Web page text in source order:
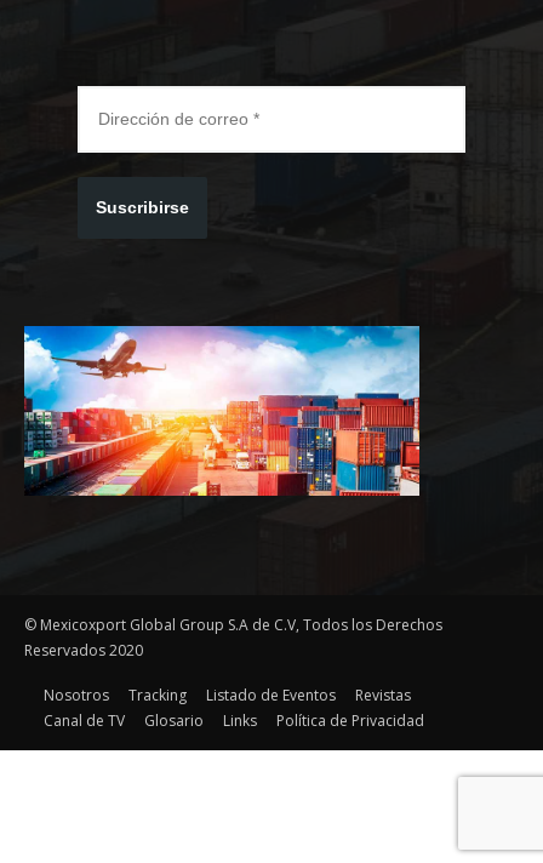
Suscribirse
© Mexicoxport Global Group S.A de C.V, Todos los Derechos
Reservados 2020
Nosotros Tracking Listado de Eventos
Revistas
Canal de TV
Glosario Links Política de Privacidad